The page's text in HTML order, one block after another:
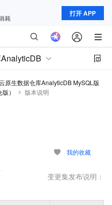
打开 APP
原生数据仓库AnalyticDB MySQL版
） 版本说明
我的收藏
变更集发布说明：